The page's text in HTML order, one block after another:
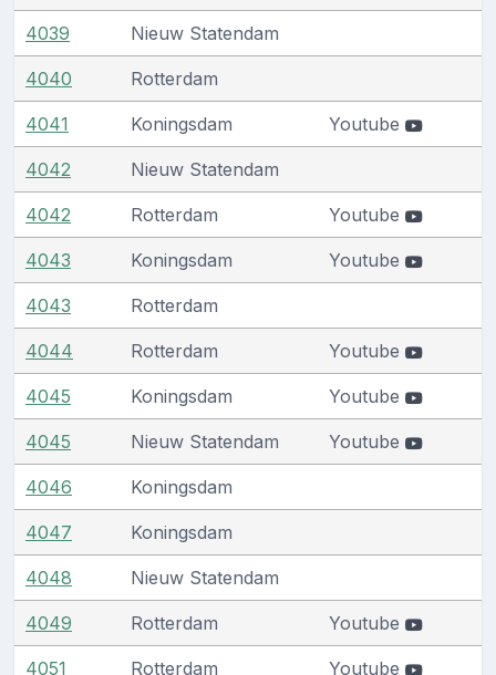
4039 Nieuw Statendam
4040 Rotterdam
4041 Koningsdam Youtube
4042 Nieuw Statendam
4042 Rotterdam Youtube
4043 Koningsdam Youtube
4043 Rotterdam
4044 Rotterdam Youtube
4045 Koningsdam Youtube
4045 Nieuw Statendam Youtube
4046 Koningsdam
4047 Koningsdam
4048 Nieuw Statendam
4049 Rotterdam Youtube
4051 Rotterdam Youtube